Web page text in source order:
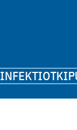
INFEKTIOT